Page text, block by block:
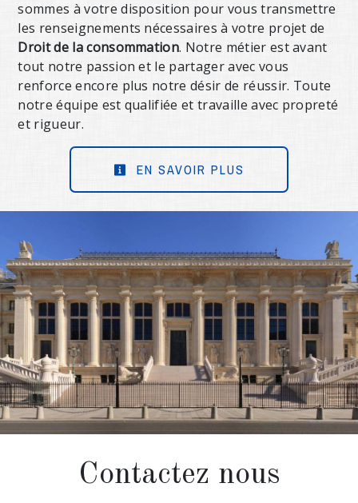
sommes à votre disposition pour vous transmettre
les renseignements nécessaires à votre projet de
Droit de la consommation. Notre métier est avant
tout notre passion et le partager avec vous
renforce encore plus notre désir de réussir. Toute
notre équipe est qualifiée et travaille avec propreté
et rigueur.
EN SAVOIR PLUS
Contactez nous